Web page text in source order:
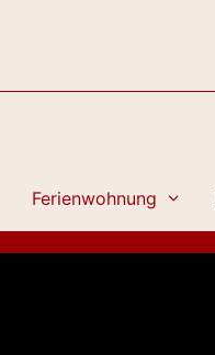
Ferienwohnung